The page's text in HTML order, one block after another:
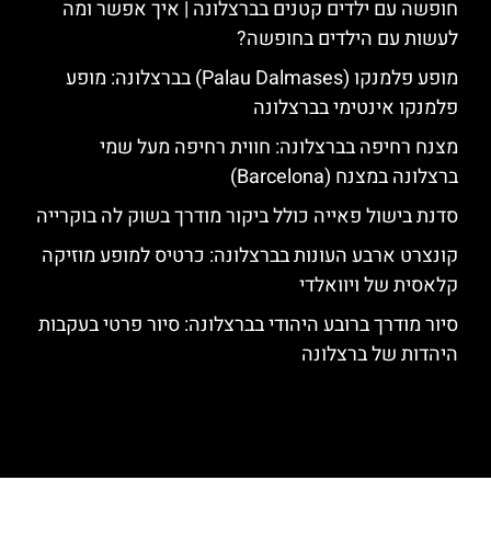
חופשה עם ילדים קטנים בברצלונה | איך אפשר ומה
לעשות עם הילדים בחופשה?
מופע פלמנקו (Palau Dalmases) בברצלונה: מופע
פלמנקו אינטימי בברצלונה
מצנח רחיפה בברצלונה: חווית רחיפה מעל שמי
ברצלונה במצנח (Barcelona)
סדנת בישול פאייה כולל ביקור מודרך בשוק לה בוקרייה
קונצרט ארבע העונות בברצלונה: כרטיס למופע מוזיקה
קלאסית של ויוואלדי
סיור מודרך ברובע היהודי בברצלונה: סיור פרטי בעקבות
היהדות של ברצלונה